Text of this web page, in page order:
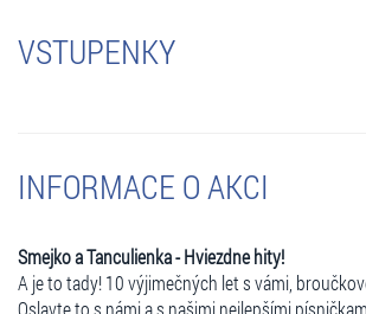
VSTUPENKY
INFORMACE O AKCI
Smejko a Tanculienka - Hviezdne hity!
A je to tady! 10 výjimečných let s vámi,
Oslavte to s námi a s našimi nejlepšími